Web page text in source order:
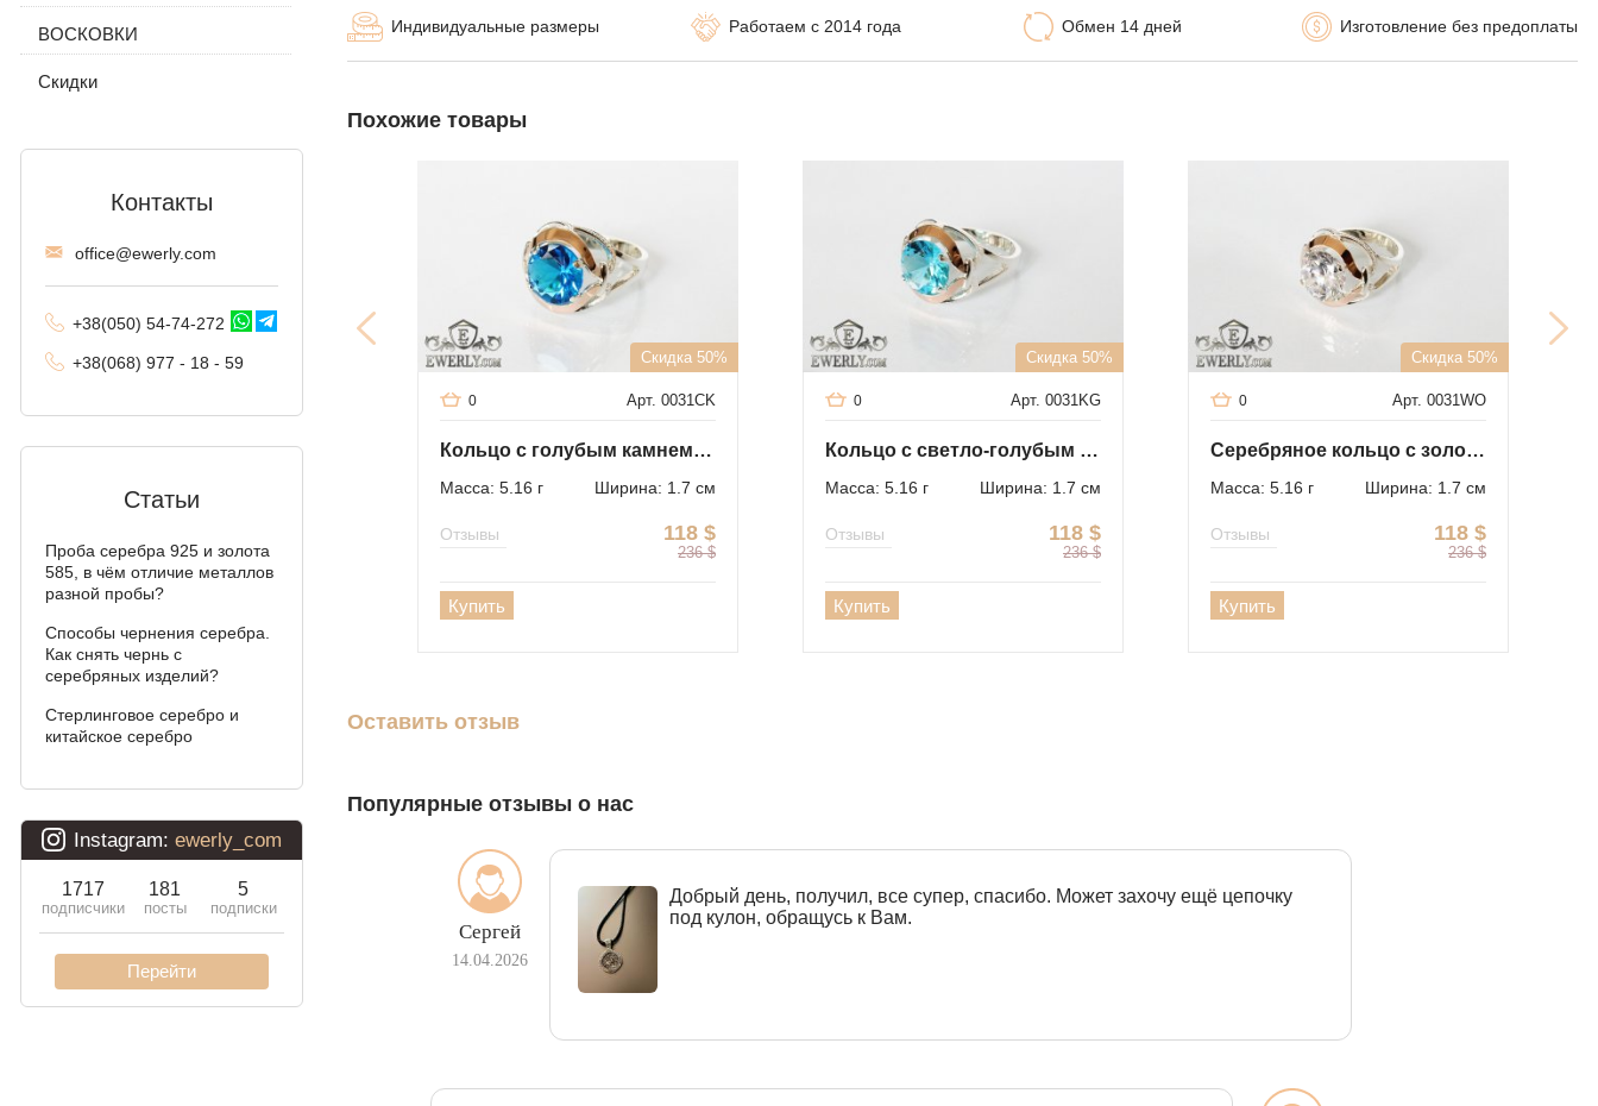
Комбинированное
якорное
двойной ручей)
Колос
Мальвина
Аллигатор
Давид
Двойной ручеёк (чайка)
Двойной рамзес
Кардинал (Питон,
Итальянка)
Фонари
ВОСКОВКИ
Скидки
Контакты
office@ewerly.com
+38(050) 54-74-272
+38(068) 977 - 18 - 59
Статьи
Проба серебра 925 и золота
585, в чём отличие металлов
разной пробы?
Способы чернения серебра.
Как снять чернь с
серебряных изделий?
Стерлинговое серебро и
китайское серебро
Обмен 14 дней Изготовление без предоплаты
Индивидуальные размеры Работаем с 2014 года
Похожие товары
Скидка 50%
Арт. 0031CK
0
Кольцо с голубым камнем (серебро 925 пробы с золотом)
Масса: 5.16 г Ширина: 1.7 см
118 $
236 $
Отзывы
Купить
Скидка 50%
Арт. 0031KG
0
Кольцо с светло-голубым камнем (серебро 925 пробы)
Масса: 5.16 г Ширина: 1.7 см
118 $
236 $
Отзывы
Купить
Скидка 50%
Арт. 0031WO
0
Серебряное кольцо с золотом и белым камнем
Масса: 5.16 г Ширина: 1.7 см
118 $
236 $
Отзывы
Купить
Оставить отзыв
Популярные отзывы о нас
Сергей
14.04.2026
Добрый день, получил, все супер, спасибо. Может захочу ещё цепочку
под кулон, обращусь к Вам.